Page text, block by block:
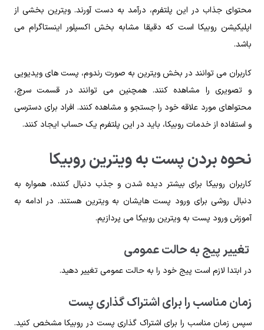
محتوای جذاب در این پلتفرم، درآمد به دست آورند. ویترین بخشی از
اپلیکیشن روبیکا است که دقیقا مشابه بخش اکسپلور اینستاگرام می
باشد.
کاربران می توانند در بخش ویترین به صورت رندوم، پست های ویدیویی
و تصویری را مشاهده کنند. همچنین می توانند در قسمت سرچ،
محتواهای مورد علاقه خود را جستجو و مشاهده کنند. افراد برای دسترسی
و استفاده از خدمات روبیکا، باید در این پلتفرم یک حساب ایجاد کنند.
نحوه بردن پست به ویترین روبیکا
کاربران روبیکا برای بیشتر دیده شدن و جذب دنبال کننده، همواره به
دنبال روشی برای ورود پست هایشان به ویترین هستند. در ادامه به
آموزش ورود پست به ویترین روبیکا می پردازیم.
تغییر پیج به حالت عمومی
در ابتدا لازم است پیج خود را به حالت عمومی تغییر دهید.
زمان مناسب را برای اشتراک گذاری پست
سپس زمان مناسب را برای اشتراک گذاری پست در روبیکا مشخص کنید.